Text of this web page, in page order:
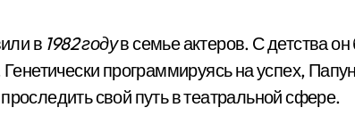
в 1982 годув семье актеров. С детства
Генетически программируясь на успех,
свой путь в театральной сфере.